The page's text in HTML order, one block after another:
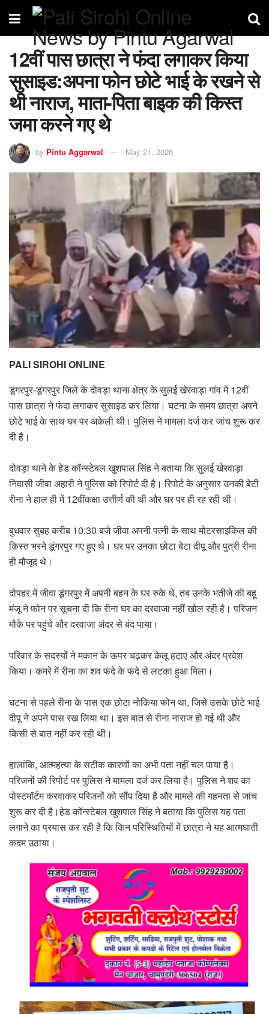
12वीं पास छात्रा ने फंदा लगाकर किया
सुसाइड:अपना फोन छोटे भाई के रखने से
थी नाराज, माता-पिता बाइक की किस्त
जमा करने गए थे
by Pintu Aggarwal May 21, 2026
PALI SIROHI ONLINE
डूंगरपुर-डूंगरपुर जिले के दोवड़ा थाना क्षेत्र के सुलई खेरवाड़ा गांव में 12वीं
पास छात्रा ने फंदा लगाकर सुसाइड कर लिया। घटना के समय छात्रा अपने
छोटे भाई के साथ घर पर अकेली थी। पुलिस ने मामला दर्ज कर जांच शुरू कर
दी है।
दोवड़ा थाने के हेड कॉन्स्टेबल खुशपाल सिंह ने बताया कि सुलई खेरवाड़ा
निवासी जीवा अहारी ने पुलिस को रिपोर्ट दी है। रिपोर्ट के अनुसार उनकी बेटी
रीना ने हाल ही में 12वींकक्षा उत्तीर्ण की थी और घर पर ही रह रही थी।
बुधवार सुबह करीब 10:30 बजे जीवा अपनी पत्नी के साथ मोटरसाइकिल की
किस्त भरने डूंगरपुर गए हुए थे। घर पर उनका छोटा बेटा दीपू और पुत्री रीना
ही मौजूद थे।
दोपहर में जीवा डूंगरपुर में अपनी बहन के घर रुके थे, तब उनके भतीजे की बहू
मंजू ने फोन पर सूचना दी कि रीना घर का दरवाजा नहीं खोल रही है। परिजन
मौके पर पहुंचे और दरवाजा अंदर से बंद पाया।
परिवार के सदस्यों ने मकान के ऊपर चढ़कर केलू हटाए और अंदर प्रवेश
किया। कमरे में रीना का शव फंदे के फंदे से लटका हुआ मिला।
घटना से पहले रीना के पास एक छोटा नोकिया फोन था, जिसे उसके छोटे भाई
दीपू ने अपने पास रख लिया था। इस बात से रीना नाराज हो गई थी और
किसी से बात नहीं कर रही थी।
हालांकि, आत्महत्या के सटीक कारणों का अभी पता नहीं चल पाया है।
परिजनों की रिपोर्ट पर पुलिस ने मामला दर्ज कर लिया है। पुलिस ने शव का
पोस्टमॉर्टम करवाकर परिजनों को सौंप दिया है और मामले की गहनता से जांच
शुरू कर दी है।हेड कॉन्स्टेबल खुशपाल सिंह ने बताया कि पुलिस यह पता
लगाने का प्रयास कर रही है कि किन परिस्थितियों में छात्रा ने यह आत्मघाती
कदम उठाया।